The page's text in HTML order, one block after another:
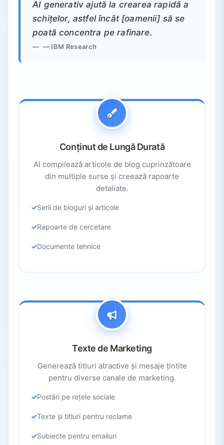
AI generativ ajută la crearea rapidă a
schițelor, astfel încât [oamenii] să se
poată concentra pe rafinare.
— IBM Research
Conținut de Lungă Durată
AI compilează articole de blog cuprinzătoare
din multiple surse și creează rapoarte
detaliate.
Serii de bloguri și articole
Rapoarte de cercetare
Documente tehnice
Texte de Marketing
Generează titluri atractive și mesaje țintite
pentru diverse canale de marketing.
Postări pe rețele sociale
Texte și titluri pentru reclame
Subiecte pentru emailuri